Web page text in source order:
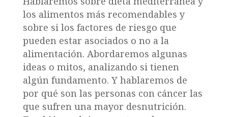
los alimentos más recomendables y
sobre si los factores de riesgo que
pueden estar asociados o no a la
alimentación. Abordaremos algunas
ideas o mitos, analizando si tienen
algún fundamento. Y hablaremos de
por qué son las personas con cáncer las
que sufren una mayor desnutrición.